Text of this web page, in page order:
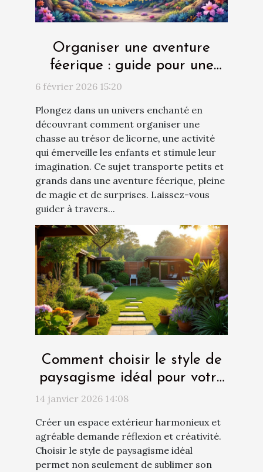
Organiser une aventure
féerique : guide pour une
chasse au trésor de licorne
6 février 2026 15:20
Plongez dans un univers enchanté en
découvrant comment organiser une
chasse au trésor de licorne, une activité
qui émerveille les enfants et stimule leur
imagination. Ce sujet transporte petits et
grands dans une aventure féerique, pleine
de magie et de surprises. Laissez-vous
guider à travers...
Comment choisir le style de
paysagisme idéal pour votre
espace extérieur ?
14 janvier 2026 14:08
Créer un espace extérieur harmonieux et
agréable demande réflexion et créativité.
Choisir le style de paysagisme idéal
permet non seulement de sublimer son